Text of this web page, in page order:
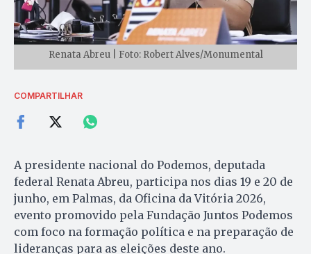
Renata Abreu | Foto: Robert Alves/Monumental
COMPARTILHAR
A presidente nacional do Podemos, deputada
federal Renata Abreu, participa nos dias 19 e 20 de
junho, em Palmas, da Oficina da Vitória 2026,
evento promovido pela Fundação Juntos Podemos
com foco na formação política e na preparação de
lideranças para as eleições deste ano.